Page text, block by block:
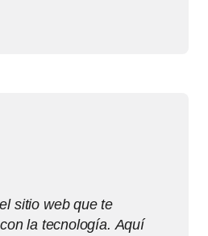
sitio web que te
la tecnología. Aquí